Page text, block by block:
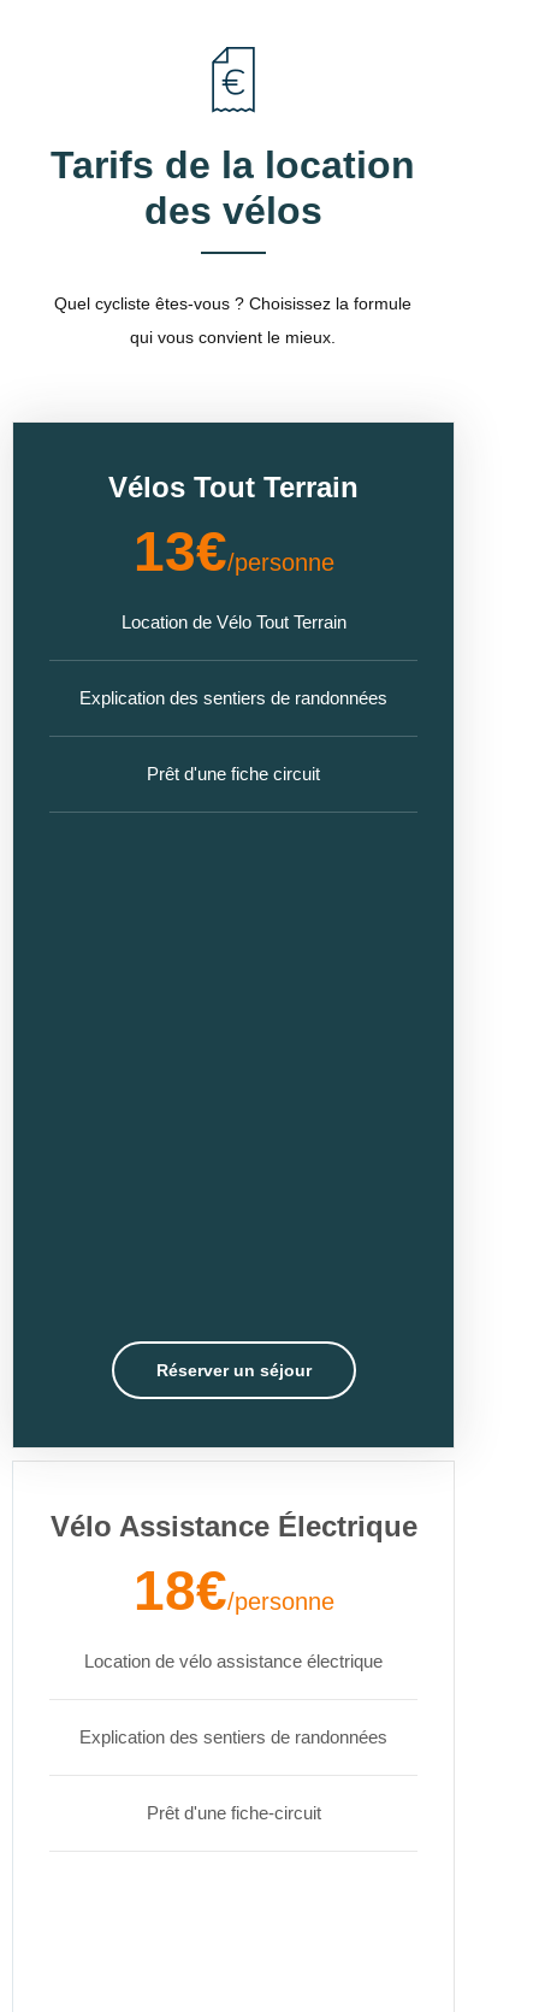
Tarifs de la location
des vélos
Quel cycliste êtes-vous ? Choisissez la formule
qui vous convient le mieux.
Vélos Tout Terrain
13€/personne
Location de Vélo Tout Terrain
Explication des sentiers de randonnées
Prêt d'une fiche circuit
Réserver un séjour
Vélo Assistance Électrique
18€/personne
Location de vélo assistance électrique
Explication des sentiers de randonnées
Prêt d'une fiche-circuit